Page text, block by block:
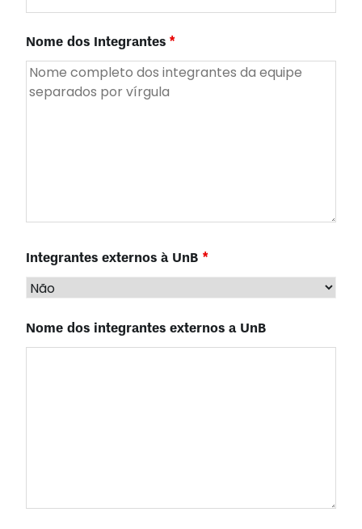
Nome dos Integrantes *
Integrantes externos à UnB *
Nome dos integrantes externos a UnB